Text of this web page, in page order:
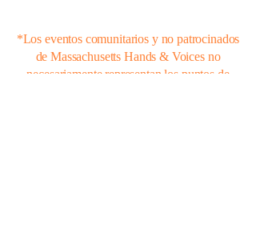
*Los eventos comunitarios y no patrocinados
de Massachusetts Hands & Voices no
necesariamente representan los puntos de